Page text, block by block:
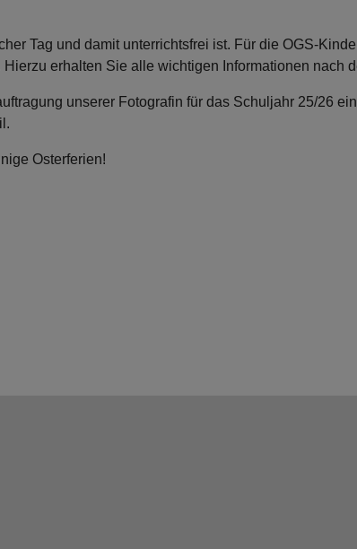
Tag und damit unterrichtsfrei ist. Für die OGS-
erhalten Sie alle wichtigen Informationen nach
unserer Fotografin für das Schuljahr 25/26
Osterferien!